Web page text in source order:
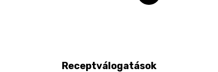
Receptválogatások